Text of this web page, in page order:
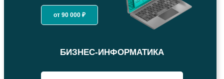
от 90 000 ₽
БИЗНЕС-ИНФОРМАТИКА